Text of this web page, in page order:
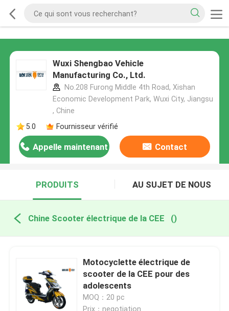
Wuxi Shengbao Vehicle
Manufacturing Co., Ltd.
No.208 Furong Middle 4th Road, Xishan
Economic Development Park, Wuxi City, Jiangsu
, Chine
5.0
Fournisseur vérifié
Appelle maintenant Contact
PRODUITS AU SUJET DE NOUS
Chine Scooter électrique de la CEE ()
Motocyclette électrique de
scooter de la CEE pour des
adolescents
MOQ：20 pc
Prix：negotiation